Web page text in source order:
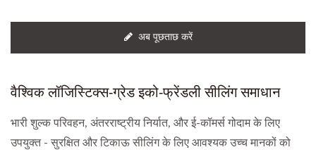
अब पूछताछ करें
वैश्विक लॉजिस्टिक्स-ग्रेड इको-फ्रेंडली सीलिंग समाधान
भारी शुल्क परिवहन, अंतरराष्ट्रीय निर्यात, और ई-कॉमर्स गोदाम के लिए
उपयुक्त - सुरक्षित और टिकाऊ सीलिंग के लिए आवश्यक उच्च मानकों को